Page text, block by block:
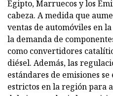
Egipto, Marruecos y los
cabeza. A medida que
ventas de automóviles en
la demanda de
como convertidores
diésel. Además, las
estándares de emisiones
estrictos en la región para